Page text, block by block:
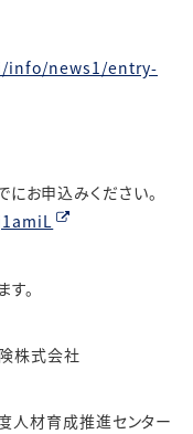
info/news1/entry-
お申込みください。
。
株式会社
材育成推進センター